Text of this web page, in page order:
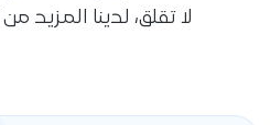
لا تقلق، لدينا المزيد